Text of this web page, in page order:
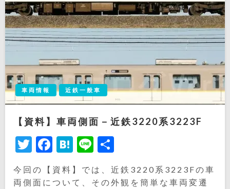
車両情報 近鉄一般車
【資料】車両側面－近鉄3220系3223F
Twitter
Facebook
Hatena
Line
今回の【資料】では、近鉄3220系3223Fの車
両側面について、その外観を簡単な車両変遷